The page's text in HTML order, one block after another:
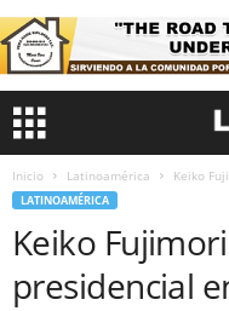
Inicio Latinoamérica Keiko
LATINOAMÉRICA
Keiko
presidencial